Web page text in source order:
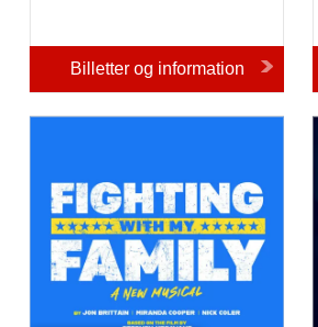
Billetter og information